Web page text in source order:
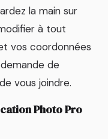
la main sur
à tout
vos coordonnées
de
vous joindre.
Photo Pro